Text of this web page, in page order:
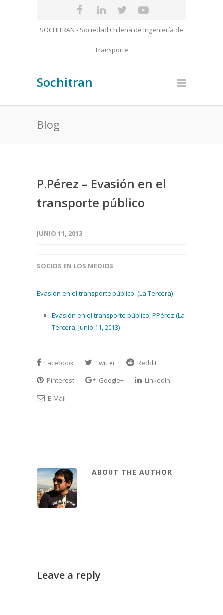
SOCHITRAN - Sociedad Chilena de Ingeniería de
Transporte
Sochitran
Blog
P.Pérez – Evasión en el
transporte público
JUNIO 11, 2013
SOCIOS EN LOS MEDIOS
Evasión en el transporte público (La Tercera)
Evasión en el transporte público, PPérez (La
Tercera, Junio 11, 2013)
Facebook Twitter
Reddit
Pinterest
Google+
LinkedIn
E-Mail
ABOUT THE AUTHOR
Leave a reply